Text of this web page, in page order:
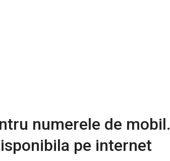
numerele de mobil.
pe internet